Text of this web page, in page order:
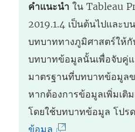
คำแนะนำ ใน Tableau
2019.1.4 เป็นต้นไปและ
บทบาททางภูมิศาสตร์ให้
บทบาทข้อมูลนั้นเพื่อจับคู่
มาตรฐานที่บทบาทข้อมูล
หากต้องการข้อมูลเพิ่มเติ
โดยใช้บทบาทข้อมูล โปร
ข้อมูล